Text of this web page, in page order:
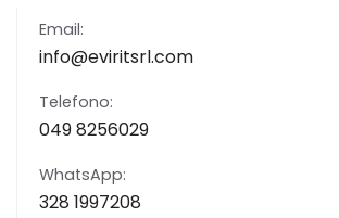
Email:
info@eviritsrl.com
Telefono:
049 8256029
WhatsApp:
328 1997208